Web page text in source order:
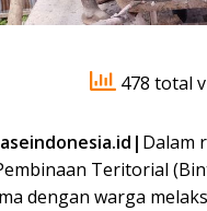
478 total
Dalam
Teritorial
dengan warga